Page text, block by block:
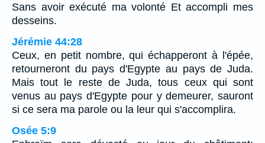
Sans avoir exécuté ma volonté Et accompli mes
desseins.
Jérémie 44:28
Ceux, en petit nombre, qui échapperont à l'épée,
retourneront du pays d'Egypte au pays de Juda.
Mais tout le reste de Juda, tous ceux qui sont
venus au pays d'Egypte pour y demeurer, sauront
si ce sera ma parole ou la leur qui s'accomplira.
Osée 5:9